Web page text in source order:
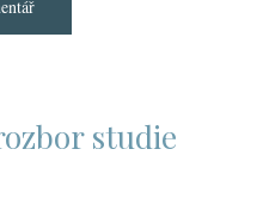
studie